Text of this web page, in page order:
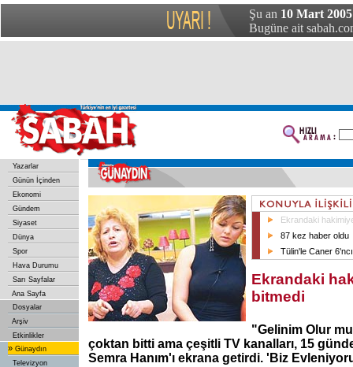
Şu an 10 Mart
Bugüne ait
Yazarlar
Günün İçinden
Ekonomi
Gündem
Siyaset
Dünya
Spor
Hava Durumu
Sarı Sayfalar
Ana Sayfa
Dosyalar
Arşiv
Etkinlikler
» Günaydın
Televizyon
Ekrandaki
87 kez haber oldu
Tülin'le Caner 6'ncı
Ekrandaki
bitmedi
"Gelinim Olur
çoktan bitti ama çeşitli TV kanalları, 15
Semra Hanım'ı ekrana getirdi. 'Biz